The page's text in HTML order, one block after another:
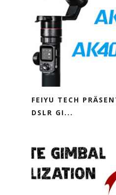
FEIYU TECH
DSLR GI...